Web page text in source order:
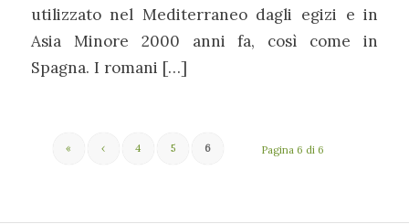
utilizzato nel Mediterraneo dagli egizi e in
Asia Minore 2000 anni fa, così come in
Spagna. I romani […]
Pagina 6 di 6
« ‹ 4 5 6